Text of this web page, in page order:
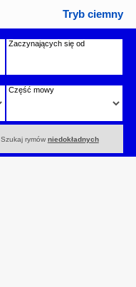
Tryb ciemny
Zaczynających się od
Część mowy
Szukaj rymów niedokładnych